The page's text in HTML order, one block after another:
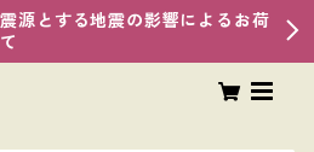
源とする地震の影響によるお荷